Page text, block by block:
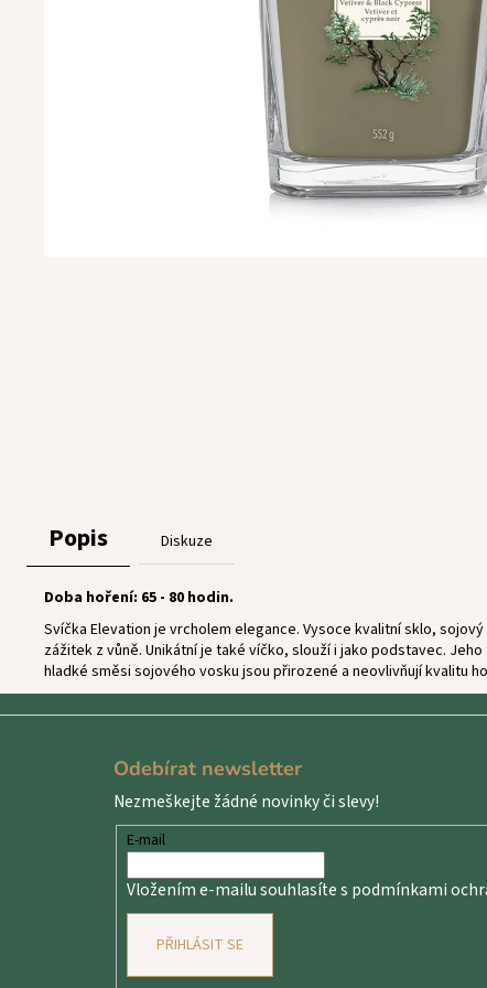
Popis Diskuze
Doba hoření: 65 - 80 hodin.
Svíčka Elevation je vrcholem elegance. Vysoce kvalitní sklo,
zážitek z vůně. Unikátní je také víčko, slouží i jako podstavec.
hladké směsi sojového vosku jsou přirozené a neovlivňují kvalitu
Odebírat newsletter
Nezmeškejte žádné novinky či slevy!
E-mail
Vložením e-mailu souhlasíte s podmínkami
PŘIHLÁSIT SE